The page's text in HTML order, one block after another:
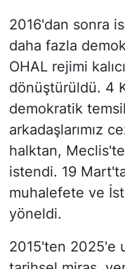
2016'dan sonra
daha fazla
OHAL rejimi
dönüştürüldü. 4
demokratik
arkadaşlarımız
halktan,
istendi. 19
muhalefete ve
yöneldi.
2015'ten 2025'e